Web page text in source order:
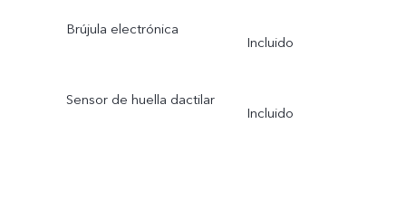
Brújula electrónica
Incluido
Sensor de huella dactilar
Incluido